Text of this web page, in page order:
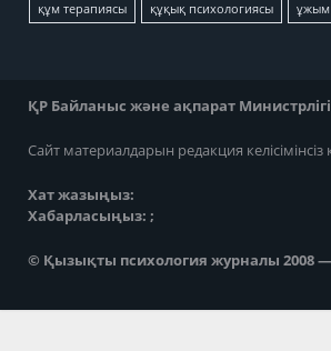
құм терапиясы құқық психологиясы ұжым
ҚР Байланыс және ақпарат
Сайт материалдарын редакция
Хат жазыңыз:
Хабарласыңыз: ;
© Қызықты психология журналы 2008 —